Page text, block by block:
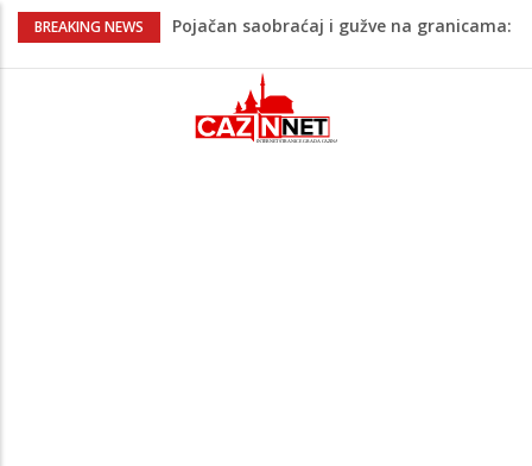
BREAKING NEWS
Pojačan saobraćaj i gužve na granicama:
jutarnjih sati
Teška saobraćajna nesreća u Cazinu,
policija na mjestu događaja